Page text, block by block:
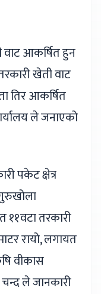
आकर्षित हुन
खेती वाट
तिर आकर्षित
ले जनाएको
पकेट क्षेत्र
११वटा तरकारी
रायो, लगायत
वीकास
ले जानकारी